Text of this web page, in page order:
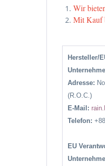
Wir
Mit Kauf
Hersteller/
Adresse:
(R.O.C.)
E-Mail:
Telefon:
EU